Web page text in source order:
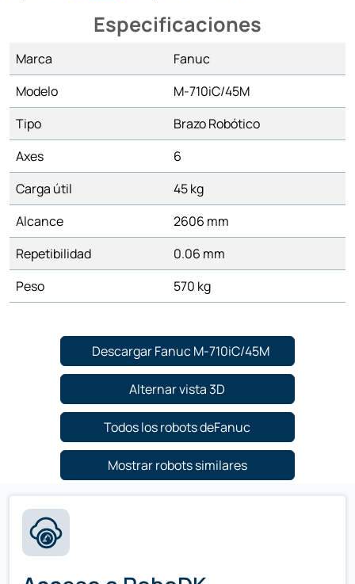
Especificaciones
Marca
Fanuc
Modelo
M-710iC/45M
Tipo
Brazo Robótico
Axes
6
Carga útil
45 kg
Alcance
2606 mm
Repetibilidad
0.06 mm
Peso
570 kg
Descargar Fanuc M-710iC/45M
Alternar vista 3D
Todos los robots deFanuc
Mostrar robots similares